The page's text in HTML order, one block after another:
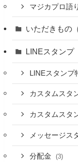
マジカプロ語
いただきもの
LINEスタンプ
LINEスタンプ
カスタムスタ
カスタムスタ
メッセージス
分配金 (3)